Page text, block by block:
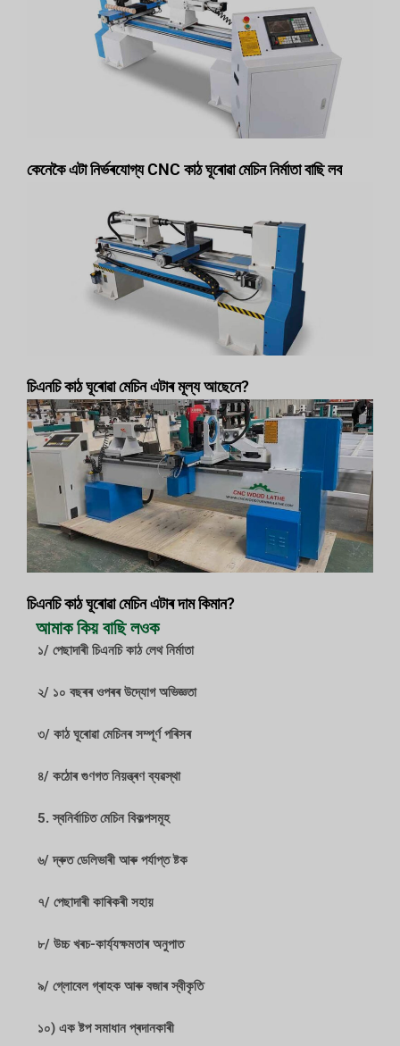
কেনেকৈ এটা নিৰ্ভৰযোগ্য CNC কাঠ ঘূৰোৱা মেচিন নিৰ্মাতা বাছি লব
চিএনচি কাঠ ঘূৰোৱা মেচিন এটাৰ মূল্য আছেনে?
চিএনচি কাঠ ঘূৰোৱা মেচিন এটাৰ দাম কিমান?
আমাক কিয় বাছি লওক
১/ পেছাদাৰী চিএনচি কাঠ লেথ নিৰ্মাতা
২/ ১০ বছৰৰ ওপৰৰ উদ্যোগ অভিজ্ঞতা
৩/ কাঠ ঘূৰোৱা মেচিনৰ সম্পূৰ্ণ পৰিসৰ
৪/ কঠোৰ গুণগত নিয়ন্ত্ৰণ ব্যৱস্থা
5. স্বনিৰ্বাচিত মেচিন বিকল্পসমূহ
৬/ দ্ৰুত ডেলিভাৰী আৰু পৰ্যাপ্ত ষ্টক
৭/ পেছাদাৰী কাৰিকৰী সহায়
৮/ উচ্চ খৰচ-কাৰ্য্যক্ষমতাৰ অনুপাত
৯/ গ্লোবেল গ্ৰাহক আৰু বজাৰ স্বীকৃতি
১০) এক ষ্টপ সমাধান প্ৰদানকাৰী